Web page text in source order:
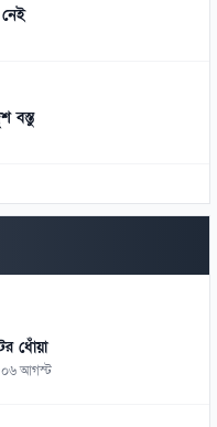
নেই
বস্তু
পাঠ
২ জুলাইযোদ্ধা
ধোঁয়া
০৬ আগস্ট